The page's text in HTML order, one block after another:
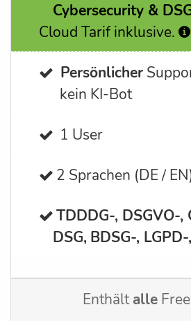
Cybersecurity &
Cloud Tarif inklusive.
Persönlicher
kein KI-Bot
1 User
2 Sprachen (DE /
TDDDG-, DSGVO-,
DSG, BDSG-,
Enthältalle